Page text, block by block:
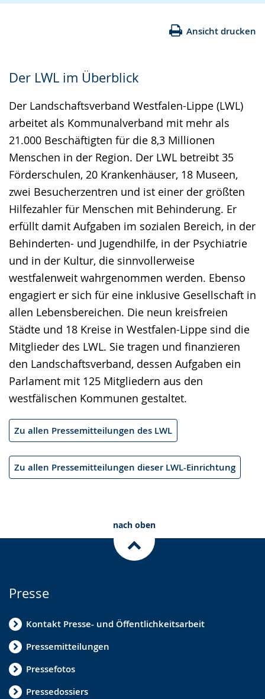
Ansicht drucken
Der LWL im Überblick
Der Landschaftsverband Westfalen-Lippe (LWL)
arbeitet als Kommunalverband mit mehr als
21.000 Beschäftigten für die 8,3 Millionen
Menschen in der Region. Der LWL betreibt 35
Förderschulen, 20 Krankenhäuser, 18 Museen,
zwei Besucherzentren und ist einer der größten
Hilfezahler für Menschen mit Behinderung. Er
erfüllt damit Aufgaben im sozialen Bereich, in der
Behinderten- und Jugendhilfe, in der Psychiatrie
und in der Kultur, die sinnvollerweise
westfalenweit wahrgenommen werden. Ebenso
engagiert er sich für eine inklusive Gesellschaft in
allen Lebensbereichen. Die neun kreisfreien
Städte und 18 Kreise in Westfalen-Lippe sind die
Mitglieder des LWL. Sie tragen und finanzieren
den Landschaftsverband, dessen Aufgaben ein
Parlament mit 125 Mitgliedern aus den
westfälischen Kommunen gestaltet.
Zu allen Pressemitteilungen des LWL
Zu allen Pressemitteilungen dieser LWL-Einrichtung
nach oben
Presse
Kontakt Presse- und Öffentlichkeitsarbeit
Pressemitteilungen
Pressefotos
Pressedossiers